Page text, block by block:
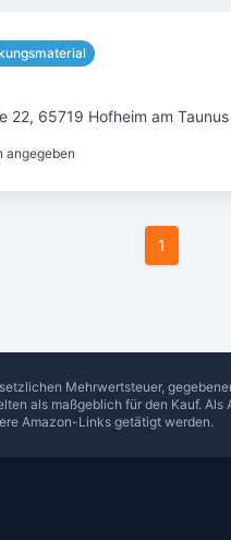
22, 65719 Hofheim am Taunus
angegeben
1
Mehrwertsteuer,
als maßgeblich für den Kauf.
Amazon-Links getätigt werden.